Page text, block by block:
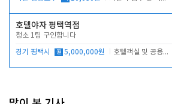
호텔야자 평택역점
청소 1팀 구인합니다
경기 평택시 월 5,000,000원 호텔객실 및 공용시설 청소 관리